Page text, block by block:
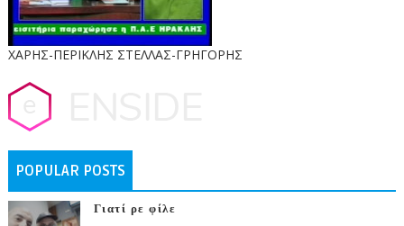
ΧΑΡΗΣ-ΠΕΡΙΚΛΗΣ ΣΤΕΛΛΑΣ-ΓΡΗΓΟΡΗΣ
POPULAR POSTS
Γιατί ρε φίλε